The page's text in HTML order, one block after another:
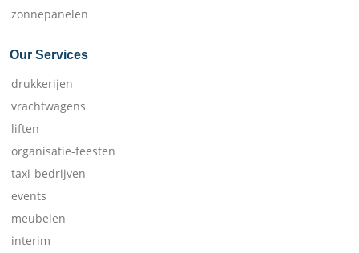
zonnepanelen
Our Services
drukkerijen
vrachtwagens
liften
organisatie-feesten
taxi-bedrijven
events
meubelen
interim